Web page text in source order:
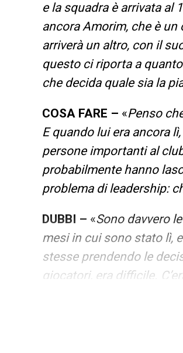
e la squadra è arrivata al
ancora Amorim, che è
arriverà un altro, con il
questo ci riporta a
che decida quale sia la
COSA FARE – «Penso
E quando lui era ancora
persone importanti al
probabilmente hanno
problema di leadership:
DUBBI – «Sono davvero
mesi in cui sono stato lì,
stesse prendendo le
giocatori, era difficile.